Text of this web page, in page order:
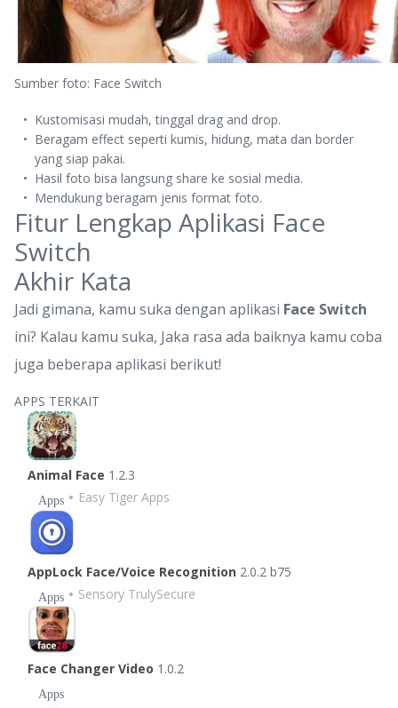
Sumber foto: Face Switch
Kustomisasi mudah, tinggal drag and drop.
Beragam effect seperti kumis, hidung, mata dan border
yang siap pakai.
Hasil foto bisa langsung share ke sosial media.
Mendukung beragam jenis format foto.
Fitur Lengkap Aplikasi Face
Switch
Akhir Kata
Jadi gimana, kamu suka dengan aplikasi Face Switch
ini? Kalau kamu suka, Jaka rasa ada baiknya kamu coba
juga beberapa aplikasi berikut!
APPS TERKAIT
Animal Face 1.2.3
Apps Easy Tiger Apps
AppLock Face/Voice Recognition 2.0.2 b75
Apps Sensory TrulySecure
Face Changer Video 1.0.2
Apps